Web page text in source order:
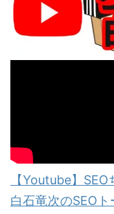
【Youtube】
白石竜次のSEO